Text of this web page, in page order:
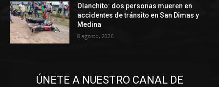
Olanchito: dos personas mueren en
accidentes de tránsito en San Dimas y
Medina
8 agosto, 2026
ÚNETE A NUESTRO CANAL DE